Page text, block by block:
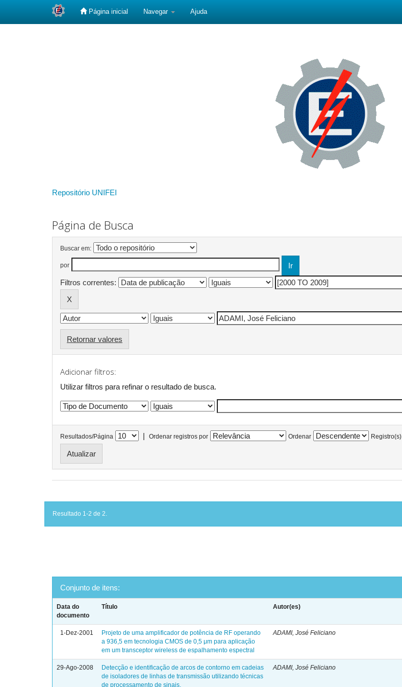
Página inicial Navegar Ajuda
Repositório UNIFEI
Página de Busca
Buscar em:
por
Filtros correntes:
Retornar valores
Adicionar filtros:
Utilizar filtros para refinar o resultado de busca.
Resultados/Página | Ordenar registros por Ordenar Registro(s)
Resultado 1-2 de 2.
Conjunto de itens:
Data do
documento
Título Autor(es)
1-Dez-2001
Projeto de uma amplificador de potência de RF operando
a 936,5 em tecnologia CMOS de 0,5 μm para aplicação
em um transceptor wireless de espalhamento espectral
ADAMI, José Feliciano
29-Ago-2008
Detecção e identificação de arcos de contorno em cadeias
de isoladores de linhas de transmissão utilizando técnicas
de processamento de sinais.
ADAMI, José Feliciano